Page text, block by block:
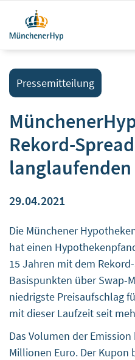
Inhalt
Pressemitteilung
Rekord-
29.04.2021
Die Münchener
hat einen
15 Jahren mit dem
Basispunkten über Swap-
niedrigste Preisaufschlag
mit dieser Laufzeit seit
Das Volumen der
Millionen Euro. Der Kupon